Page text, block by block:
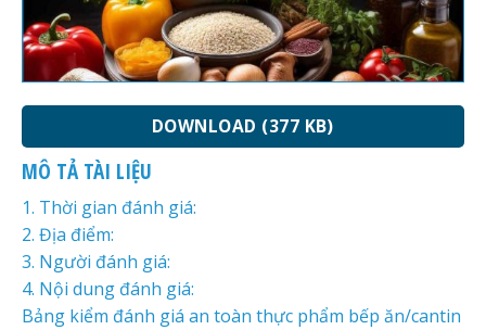
DOWNLOAD (377 KB)
MÔ TẢ TÀI LIỆU
1. Thời gian đánh giá:
2. Địa điểm:
3. Người đánh giá:
4. Nội dung đánh giá:
Bảng kiểm đánh giá an toàn thực phẩm bếp ăn/cantin